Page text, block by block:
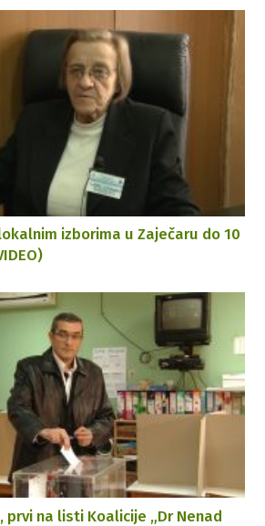
izborima u Zaječaru do 10
prvi na listi Koalicije „Dr Nenad